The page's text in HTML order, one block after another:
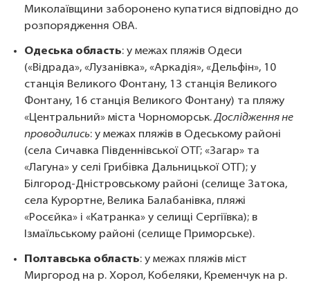
Миколаївщини заборонено купатися відповідно до
розпорядження ОВА.
Одеська область: у межах пляжів Одеси
(«Відрада», «Лузанівка», «Аркадія», «Дельфін», 10
станція Великого Фонтану, 13 станція Великого
Фонтану, 16 станція Великого Фонтану) та пляжу
«Центральний» міста Чорноморськ.Дослідження не
проводились: у межах пляжів в Одеському районі
(села Сичавка Південнівської ОТГ; «Загар» та
«Лагуна» у селі Грибівка Дальницької ОТГ); у
Білгород-Дністровському районі (селище Затока,
села Курортне, Велика Балабанівка, пляжі
«Росєйка» і «Катранка» у селищі Сергіївка); в
Ізмаїльському районі (селище Приморське).
Полтавська область: у межах пляжів міст
Миргород на р. Хорол, Кобеляки, Кременчук на р.